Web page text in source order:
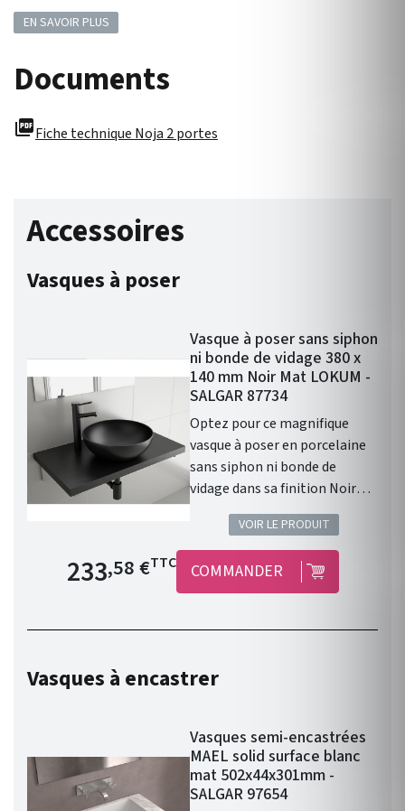
EN SAVOIR PLUS
Documents
picture_as_pdfFiche technique Noja 2 portes
Accessoires
Vasques à poser
Vasque à poser sans siphon
ni bonde de vidage 380 x
140 mm Noir Mat LOKUM -
SALGAR 87734
Optez pour ce magnifique
vasque à poser en porcelaine
sans siphon ni bonde de
vidage dans sa finition Noir
Vasque à poser. Matière :
porcelaine. Sans siphon ni
bonde de vidage. Résistante
aux produits chimiques et aux
inclus. Finition : Noir Mat.
Espagne. Garantie 3 ans.
VOIR LE PRODUIT
Prix de base
233,58 €TTC COMMANDER
Vasques à encastrer
Vasques semi-encastrées
MAEL solid surface blanc
mat 502x44x301mm -
SALGAR 97654